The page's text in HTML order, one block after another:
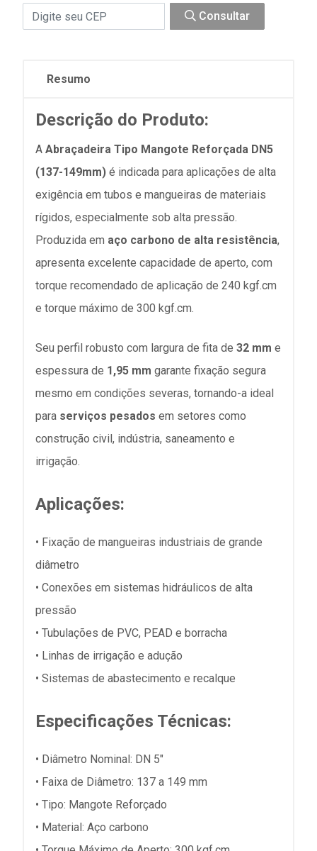
Consultar
Resumo
Descrição do Produto:
A Abraçadeira Tipo Mangote Reforçada DN5
(137-149mm) é indicada para aplicações de alta
exigência em tubos e mangueiras de materiais
rígidos, especialmente sob alta pressão.
Produzida em aço carbono de alta resistência,
apresenta excelente capacidade de aperto, com
torque recomendado de aplicação de 240 kgf.cm
e torque máximo de 300 kgf.cm.
Seu perfil robusto com largura de fita de 32 mm e
espessura de 1,95 mm garante fixação segura
mesmo em condições severas, tornando-a ideal
para serviços pesados em setores como
construção civil, indústria, saneamento e
irrigação.
Aplicações:
• Fixação de mangueiras industriais de grande
diâmetro
• Conexões em sistemas hidráulicos de alta
pressão
• Tubulações de PVC, PEAD e borracha
• Linhas de irrigação e adução
• Sistemas de abastecimento e recalque
Especificações Técnicas:
• Diâmetro Nominal: DN 5"
• Faixa de Diâmetro: 137 a 149 mm
• Tipo: Mangote Reforçado
• Material: Aço carbono